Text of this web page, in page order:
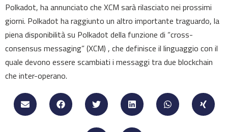
Polkadot, ha annunciato che XCM sarà rilasciato nei prossimi
giorni. Polkadot ha raggiunto un altro importante traguardo, la
piena disponibilità su Polkadot della funzione di “cross-
consensus messaging” (XCM) , che definisce il linguaggio con il
quale devono essere scambiati i messaggi tra due blockchain
che inter-operano.